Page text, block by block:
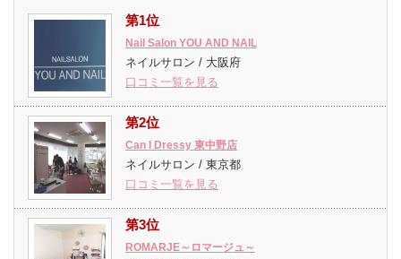
第1位
Nail Salon YOU AND NAIL
ネイルサロン / 大阪府
口コミ一覧を見る
第2位
Can I Dressy 東中野店
ネイルサロン / 東京都
口コミ一覧を見る
第3位
ROMARJE～ロマージュ～